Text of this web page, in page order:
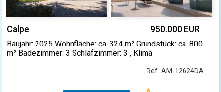
Calpe 950.000 EUR
Baujahr: 2025 Wohnfläche: ca. 324 m² Grundstück: ca. 800
m² Badezimmer: 3 Schlafzimmer: 3 , Klima
Ref. AM-12624DA